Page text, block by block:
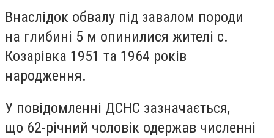
Внаслідок обвалу під завалом породи
на глибині 5 м опинилися жителі с.
Козарівка 1951 та 1964 років
народження.
У повідомленні ДСНС зазначається,
що 62-річний чоловік одержав численні